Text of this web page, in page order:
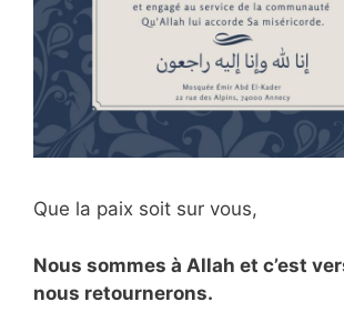
Que la paix soit sur vous,
Nous sommes à Allah et c’est
nous retournerons.